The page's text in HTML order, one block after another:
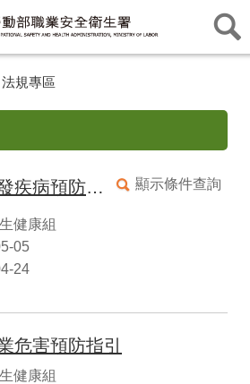
法規專區
顯示條件查詢
異常工作負荷促發疾病預防指引(第二版)
健康組
05
24
危害預防指引
健康組